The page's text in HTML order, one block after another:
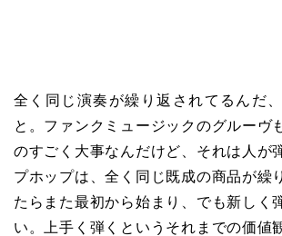
全く同じ演奏が繰り返されてるんだ
と。ファンクミュージックのグルーヴ
のすごく大事なんだけど、それは人が
プホップは、全く同じ既成の商品が繰
たらまた最初から始まり、でも新しく
い。上手く弾くというそれまでの価値